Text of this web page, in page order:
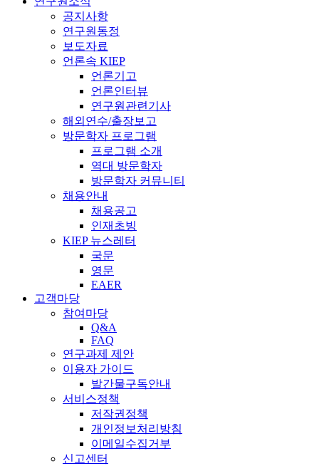
공지사항
연구원동정
보도자료
언론속 KIEP
언론기고
언론인터뷰
연구원관련기사
해외연수/출장보고
방문학자 프로그램
프로그램 소개
역대 방문학자
방문학자 커뮤니티
채용안내
채용공고
인재초빙
KIEP 뉴스레터
국문
영문
EAER
고객마당
참여마당
Q&A
FAQ
연구과제 제안
이용자 가이드
발간물구독안내
서비스정책
저작권정책
개인정보처리방침
이메일수집거부
신고센터